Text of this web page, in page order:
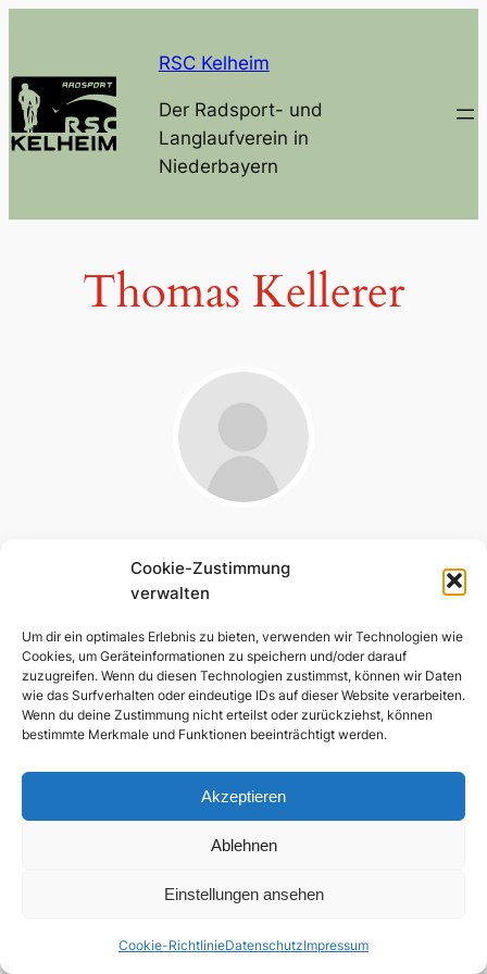
Cookie-Zustimmung
verwalten
Um dir ein optimales Erlebnis zu bieten, verwenden wir Technologien wie
Cookies, um Geräteinformationen zu speichern und/oder darauf
zuzugreifen. Wenn du diesen Technologien zustimmst, können wir Daten
wie das Surfverhalten oder eindeutige IDs auf dieser Website verarbeiten.
Wenn du deine Zustimmung nicht erteilst oder zurückziehst, können
bestimmte Merkmale und Funktionen beeinträchtigt werden.
Akzeptieren
Ablehnen
Einstellungen ansehen
Cookie-RichtlinieDatenschutzImpressum
springen
RSC Kelheim
Der Radsport- und
Langlaufverein in
Niederbayern
Thomas Kellerer
RSC Kelheim
Kontakt